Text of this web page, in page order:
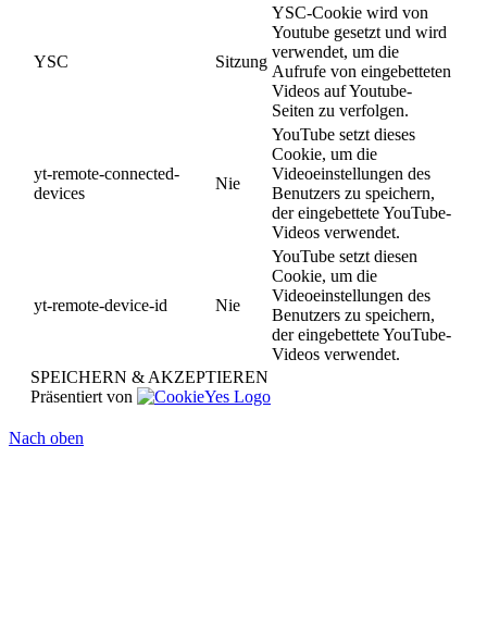
YSC Sitzung
YSC-Cookie wird von
Youtube gesetzt und wird
verwendet, um die
Aufrufe von eingebetteten
Videos auf Youtube-
Seiten zu verfolgen.
yt-remote-connected-
devices
Nie
YouTube setzt dieses
Cookie, um die
Videoeinstellungen des
Benutzers zu speichern,
der eingebettete YouTube-
Videos verwendet.
yt-remote-device-id Nie
YouTube setzt diesen
Cookie, um die
Videoeinstellungen des
Benutzers zu speichern,
der eingebettete YouTube-
Videos verwendet.
SPEICHERN & AKZEPTIEREN
Präsentiert von
Nach oben